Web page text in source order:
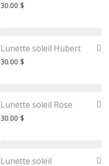
30.00 $
Lunette soleil Hubert
30.00 $
Lunette soleil Rose
30.00 $
Lunette soleil